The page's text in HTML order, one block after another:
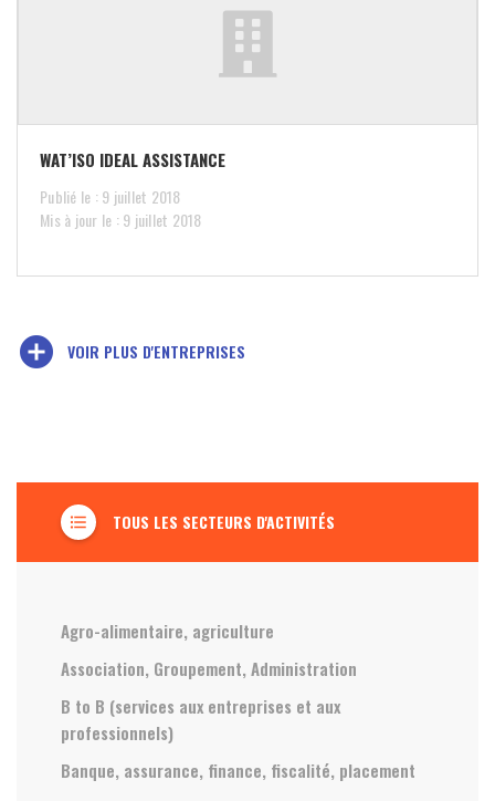
WAT’ISO IDEAL ASSISTANCE
Publié le : 9 juillet 2018
Mis à jour le : 9 juillet 2018
add_circle VOIR PLUS D'ENTREPRISES
format_list_bulleted TOUS LES SECTEURS D'ACTIVITÉS
Agro-alimentaire, agriculture
Association, Groupement, Administration
B to B (services aux entreprises et aux
professionnels)
Banque, assurance, finance, fiscalité, placement